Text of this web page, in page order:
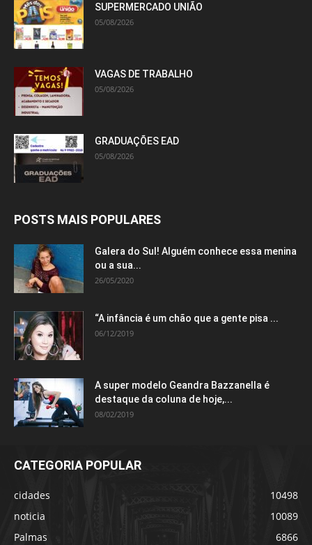
SUPERMERCADO UNIÃO
05/08/2026
VAGAS DE TRABALHO
05/08/2026
GRADUAÇÕES EAD
05/08/2026
POSTS MAIS POPULARES
Galera do Sul! Alguém conhece essa menina
ou a sua...
26/05/2020
“A infância é um chão que a gente pisa ...
06/12/2019
A super modelo Geandra Bazzanella é
destaque da coluna de hoje,...
08/02/2019
CATEGORIA POPULAR
cidades
10498
noticia
10089
Palmas
6866